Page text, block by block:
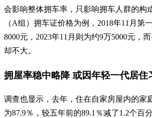
会影响整体拥车率，只影响拥车人群的构
（A组）拥车证价格为例，2018年11月第
8000元，2023年11月则为约9万5000元，
却不大。
拥屋率稳中略降 或因年轻一代居住
调查也显示，去年，住在自家房屋内的家
为87.9％，较五年前的89.1％减了1.2个百